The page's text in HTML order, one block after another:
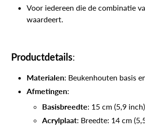
Voor iedereen die de combinatie
waardeert.
Productdetails:
Materialen: Beukenhouten basis
Afmetingen:
Basisbreedte: 15 cm (5,9
Acrylplaat: Breedte: 14 cm